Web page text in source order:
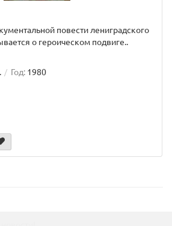
повести лениградского
о героическом подвиге..
Год: 1980